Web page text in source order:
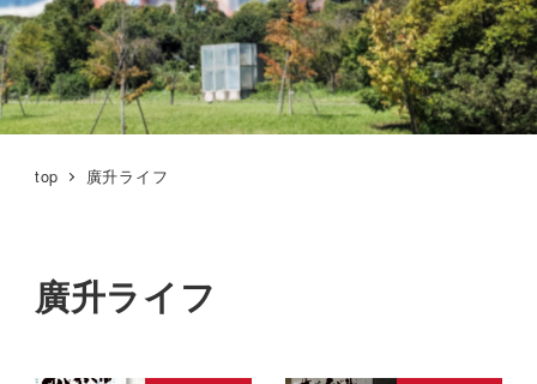
top 廣升ライフ
廣升ライフ